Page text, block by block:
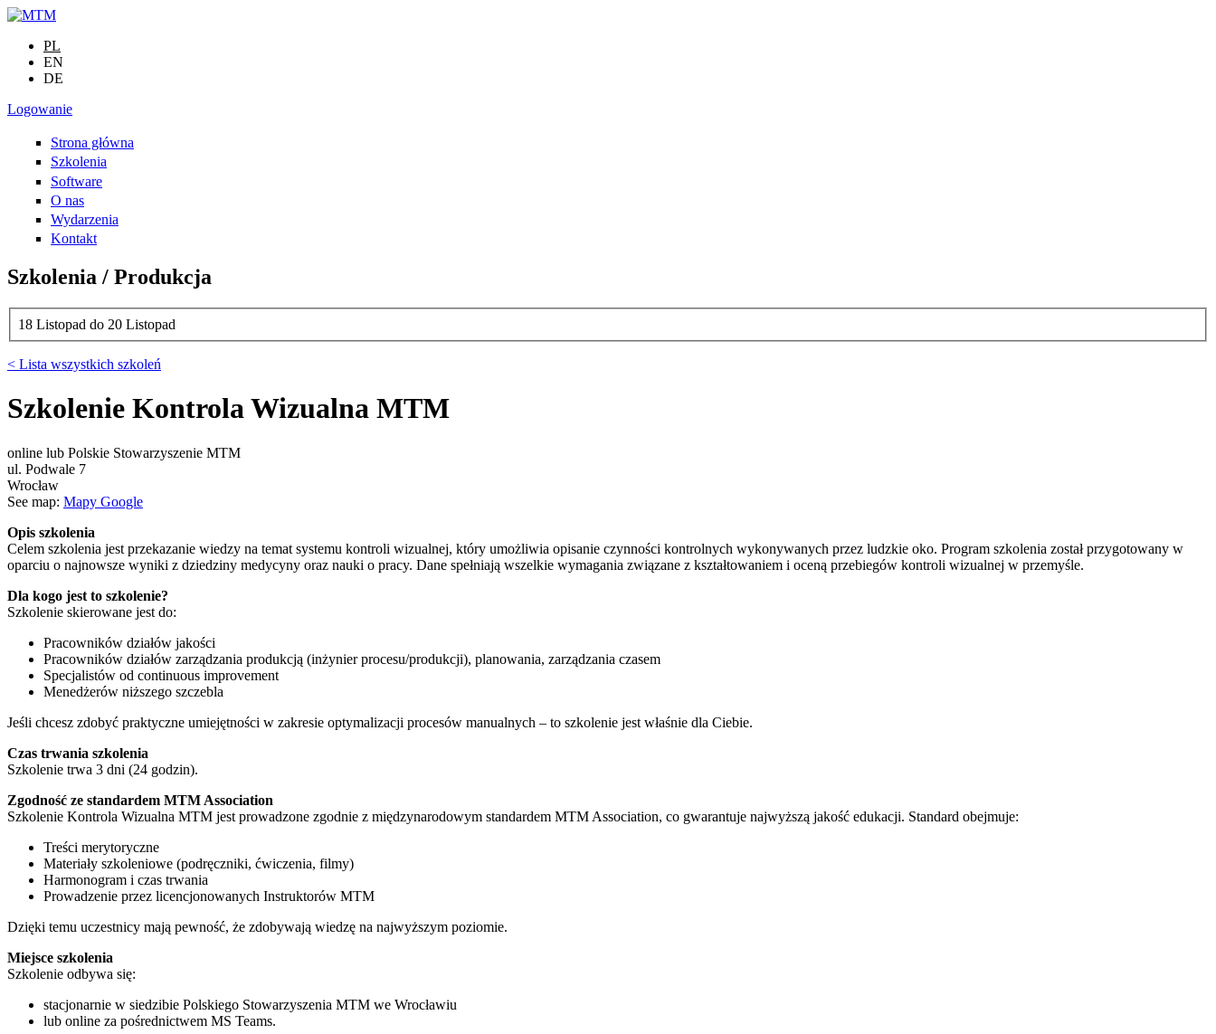
Przejdź do treści
PL
EN
DE
Logowanie
Strona główna
Szkolenia
Software
O nas
Wydarzenia
Kontakt
Szkolenia / Produkcja
18 Listopad do 20 Listopad
< Lista wszystkich szkoleń
Szkolenie Kontrola Wizualna MTM
online lub Polskie Stowarzyszenie MTM
ul. Podwale 7
Wrocław
See map: Mapy Google
Opis szkolenia
Celem szkolenia jest przekazanie wiedzy na temat systemu kontroli wizualnej, który umożliwia opisanie czynności kontrolnych wykonywanych przez ludzkie oko. Program szkolenia został przygotowany w
oparciu o najnowsze wyniki z dziedziny medycyny oraz nauki o pracy. Dane spełniają wszelkie wymagania związane z kształtowaniem i oceną przebiegów kontroli wizualnej w przemyśle.
Dla kogo jest to szkolenie?
Szkolenie skierowane jest do:
Pracowników działów jakości
Pracowników działów zarządzania produkcją (inżynier procesu/produkcji), planowania, zarządzania czasem
Specjalistów od continuous improvement
Menedżerów niższego szczebla
Jeśli chcesz zdobyć praktyczne umiejętności w zakresie optymalizacji procesów manualnych – to szkolenie jest właśnie dla Ciebie.
Czas trwania szkolenia
Szkolenie trwa 3 dni (24 godzin).
Zgodność ze standardem MTM Association
Szkolenie Kontrola Wizualna MTM jest prowadzone zgodnie z międzynarodowym standardem MTM Association, co gwarantuje najwyższą jakość edukacji. Standard obejmuje:
Treści merytoryczne
Materiały szkoleniowe (podręczniki, ćwiczenia, filmy)
Harmonogram i czas trwania
Prowadzenie przez licencjonowanych Instruktorów MTM
Dzięki temu uczestnicy mają pewność, że zdobywają wiedzę na najwyższym poziomie.
Miejsce szkolenia
Szkolenie odbywa się:
stacjonarnie w siedzibie Polskiego Stowarzyszenia MTM we Wrocławiu
lub online za pośrednictwem MS Teams.